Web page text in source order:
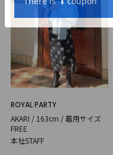
ROYAL PARTY
AKARI / 163cm / 着用サイズ
FREE
本社STAFF